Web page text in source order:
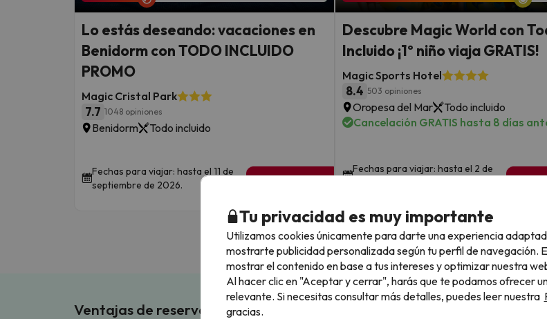
Lo estás deseando: vacaciones en
Benidorm con TODO INCLUIDO
PROMO
Magic Cristal Park
7.7 1048 opiniones
Benidorm Todo incluido
Fechas para viajar: hasta el 11 de
septiembre de 2026.
Descubre Magic World con
Incluido ¡1º niño viaja GRATIS!
Magic Sports Hotel
8.4 503 opiniones
Oropesa del Mar
Todo incluido
Cancelación GRATIS hasta 8 días
Fechas para viajar: hasta el 2 de
Ver todos los chollos
Ventajas de reservar en Buscounchollo
Tu privacidad es muy importante
Utilizamos cookies únicamente para darte una experiencia
mostrarte publicidad personalizada según tu perfil de navegación.
mostrar el contenido en base a tus intereses y optimizar nuestra
Al hacer clic en "Aceptar y cerrar", harás que te podamos ofrecer
relevante. Si necesitas consultar más detalles, puedes leer nuestra
gracias.